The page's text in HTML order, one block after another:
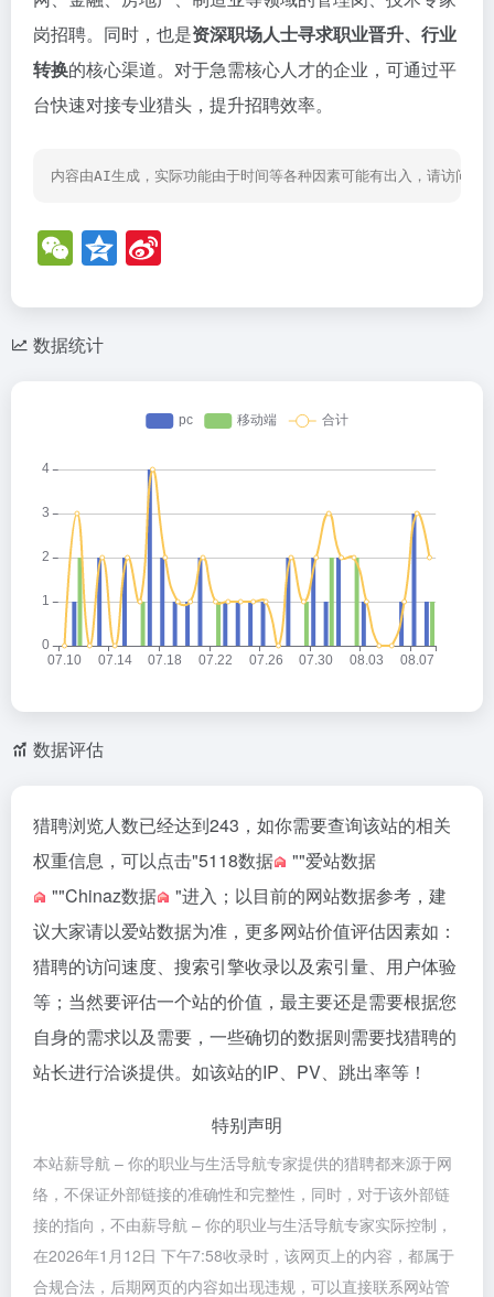
岗招聘。同时，也是资深职场人士寻求职业晋升、行业
转换的核心渠道。对于急需核心人才的企业，可通过平
台快速对接专业猎头，提升招聘效率。
内容由AI生成，实际功能由于时间等各种因素可能有出入，请访问网
W
e
C
h
Q
z
o a
b
o
数据统计
数据评估
猎聘浏览人数已经达到243，如你需要查询该站的相关
权重信息，可以点击"5118数据 ""爱站数据
""Chinaz数据
"进入；以目前的网站数据参考，建
议大家请以爱站数据为准，更多网站价值评估因素如：
猎聘的访问速度、搜索引擎收录以及索引量、用户体验
等；当然要评估一个站的价值，最主要还是需要根据您
自身的需求以及需要，一些确切的数据则需要找猎聘的
站长进行洽谈提供。如该站的IP、PV、跳出率等！
特别声明
本站薪导航 – 你的职业与生活导航专家提供的猎聘都来源于网
络，不保证外部链接的准确性和完整性，同时，对于该外部链
接的指向，不由薪导航 – 你的职业与生活导航专家实际控制，
在2026年1月12日 下午7:58收录时，该网页上的内容，都属于
合规合法，后期网页的内容如出现违规，可以直接联系网站管